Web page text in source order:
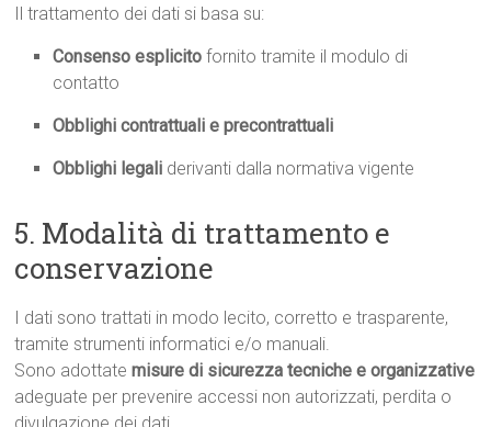
Il trattamento dei dati si basa su:
Consenso esplicito fornito tramite il modulo di
contatto
Obblighi contrattuali e precontrattuali
Obblighi legali derivanti dalla normativa vigente
5. Modalità di trattamento e
conservazione
I dati sono trattati in modo lecito, corretto e trasparente,
tramite strumenti informatici e/o manuali.
Sono adottatemisure di sicurezza tecniche e organizzative
adeguate per prevenire accessi non autorizzati, perdita o